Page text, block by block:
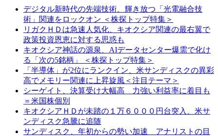
デジタル新時代の先端技術、輝き放つ「光電融合技
術」関連をロックオン ＜株探トップ特集＞
リガクＨＤは急速人気化、キオクシア関連の最右翼で
政策投資恩恵に対する思惑も
キオクシア神話の源泉、AIデータセンター爆需で化け
る「次の5銘柄」 ＜株探トップ特集＞
「半導体」が2位にランクイン、米サンディスクの異彩
高でメモリー関連に上昇旋風＜注目テーマ＞
シーゲイト、決算受け大幅高 力強い利益率に着目も
＝米国株個別
キオクシアＨＤが未踏の１万６０００円台突入、米サ
ンディスク急騰に追随
サンディスク、年初からの勢い加速 アナリストの目